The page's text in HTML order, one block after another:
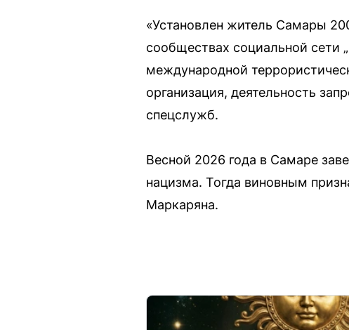
«Установлен житель Самары
сообществах социальной сети
международной
организация, деятельность
спецслужб.
Весной 2026 года в Самаре
нацизма. Тогда виновным
Маркаряна.